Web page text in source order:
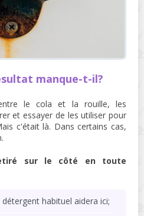
manque-t-il?
le cola et la rouille, les
et essayer de les utiliser pour
c'était là. Dans certains cas,
sur le côté en toute
habituel aidera ici;